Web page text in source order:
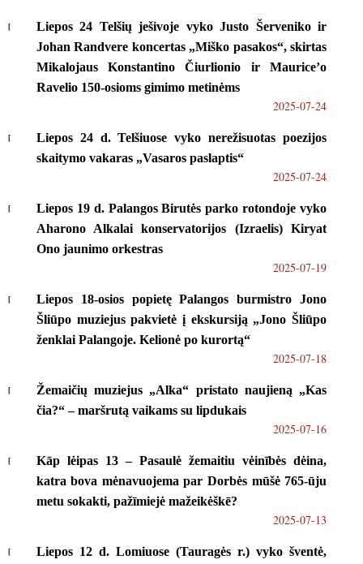
Liepos 24 Telšių ješivoje vyko Justo Šerveniko ir
Johan Randvere koncertas „Miško pasakos“, skirtas
Mikalojaus Konstantino Čiurlionio ir Maurice’o
Ravelio 150-osioms gimimo metinėms
2025-07-24
Liepos 24 d. Telšiuose vyko nerežisuotas poezijos
skaitymo vakaras „Vasaros paslaptis“
2025-07-24
Liepos 19 d. Palangos Birutės parko rotondoje vyko
Aharono Alkalai konservatorijos (Izraelis) Kiryat
Ono jaunimo orkestras
2025-07-19
Liepos 18-osios popietę Palangos burmistro Jono
Šliūpo muziejus pakvietė į ekskursiją „Jono Šliūpo
ženklai Palangoje. Kelionė po kurortą“
2025-07-18
Žemaičių muziejus „Alka“ pristato naujieną „Kas
čia?“ – maršrutą vaikams su lipdukais
2025-07-16
Kāp lėipas 13 – Pasaulė žemaitiu vėinībės dėina,
katra bova mėnavuojema par Dorbės mūšė 765-ūju
metu sokakti, pažīmiejė mažeikėškē?
2025-07-13
Liepos 12 d. Lomiuose (Tauragės r.) vyko šventė,